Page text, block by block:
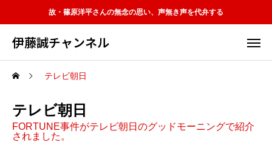
故・篠原洋平さんの無念の思い、声無き声を代弁する
伊藤誠チャンネル
テレビ朝日
テレビ朝日
FORTUNE事件がテレビ朝日のグッドモーニングで紹介
されました。